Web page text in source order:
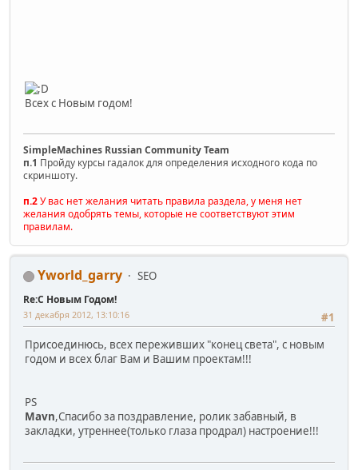
Всех с Новым годом!
SimpleMachines Russian Community Team
п.1 Пройду курсы гадалок для определения исходного кода по
скриншоту.
п.2У вас нет желания читать правила раздела, у меня нет
желания одобрять темы, которые не соответствуют этим
правилам.
Yworld_garry SEO
Re:С Новым Годом!
#1
31 декабря 2012, 13:10:16
Присоединюсь, всех переживших "конец света", с новым
годом и всех благ Вам и Вашим проектам!!!
PS
Mavn,Спасибо за поздравление, ролик забавный, в
закладки, утреннее(только глаза продрал) настроение!!!